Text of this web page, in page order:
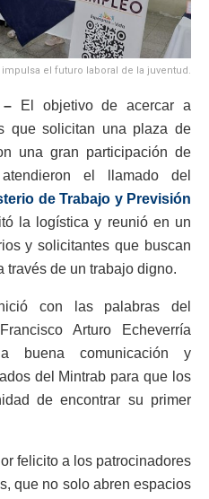
el futuro laboral de la juventud.
– El objetivo de acercar a
que solicitan una plaza de
una gran participación de
el llamado del
de Trabajo y Previsión
la logística y reunió en un
y solicitantes que buscan
través de un trabajo digno.
con las palabras del
Arturo Echeverría
buena comunicación y
del Mintrab para que los
de encontrar su primer
felicito a los patrocinadores
que no solo abren espacios